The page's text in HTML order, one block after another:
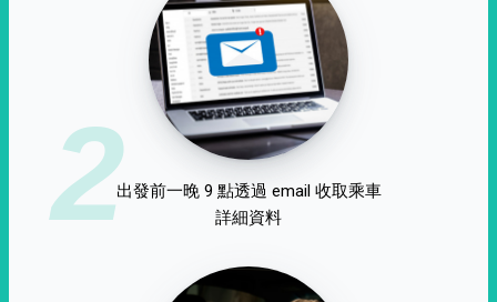
2出發前一晚 9 點透過 email 收取乘車
詳細資料